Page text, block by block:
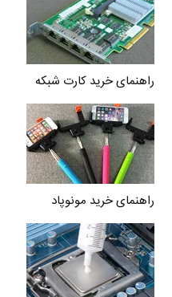
راهنمای خرید کارت شبکه
راهنمای خرید مونوپاد